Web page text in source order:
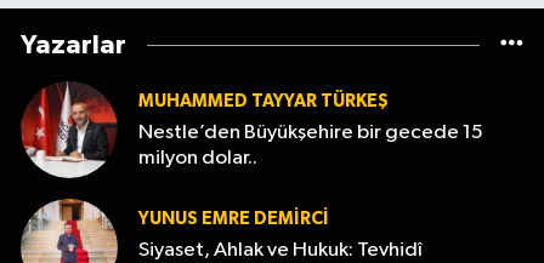
Yazarlar
MUHAMMED TAYYAR TÜRKEŞ
Nestle’den Büyükşehire bir gecede 15
milyon dolar..
YUNUS EMRE DEMIRCI
Siyaset, Ahlak ve Hukuk: Tevhidî